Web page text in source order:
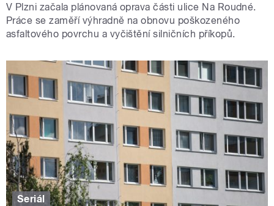
V Plzni začala plánovaná oprava části ulice Na Roudné.
Práce se zaměří výhradně na obnovu poškozeného
asfaltového povrchu a vyčištění silničních příkopů.
Seriál